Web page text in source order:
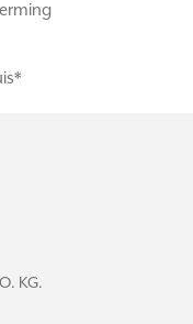
KG.